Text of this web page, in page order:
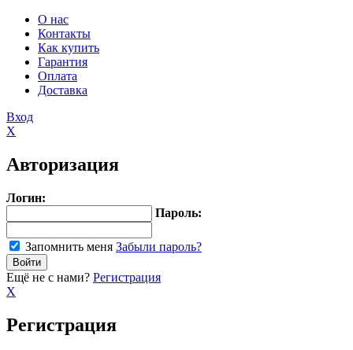
О нас
Контакты
Как купить
Гарантия
Оплата
Доставка
Вход
X
Авторизация
Логин:
Пароль:
Запомнить меня Забыли пароль?
Ещё не с нами? Регистрация
X
Регистрация